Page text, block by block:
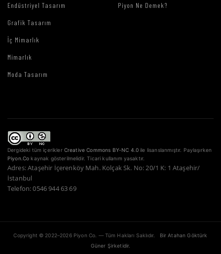
Endüstriyel Tasarım
Grafik Tasarım
İç Mimarlık
Mimarlık
Moda Tasarım
Piyon Ne Demek?
Dergideki tüm içerikler Creative Commons BY-NC 4.0 ile lisanslanmıştır. Paylaşırken
Piyon.Co kaynak gösterilmelidir. Ticari kullanım yasaktır.
Adres: Ataşehir İçerenköy Mah. Kolçak Sk. No: 20/1 K: 1 Ataşehir/
İstanbul
Telefon: 0546 944 63 69
Copyright © 2022–2026 Piyon Co. — Tüm Hakları Saklıdır.
Bir Atahan Göktürk
Güner Şirketidir.